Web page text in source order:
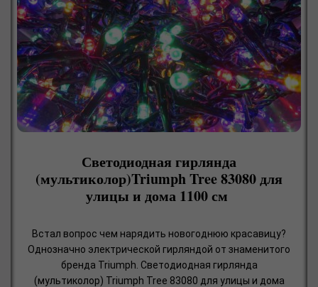
Светодиодная гирлянда
(мультиколор)Triumph Tree 83080 для
улицы и дома 1100 см
Встал вопрос чем нарядить новогоднюю красавицу?
Однозначно электрической гирляндой от знаменитого
бренда Triumph. Светодиодная гирлянда
(мультиколор) Triumph Tree 83080 для улицы и дома